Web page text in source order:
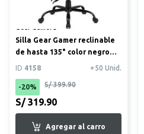
Silla Gear Gamer reclinable
de hasta 135° color negro
(KW-G1606)
ID 4158 +50 Unid.
-20% S/ 399.90
S/ 319.90